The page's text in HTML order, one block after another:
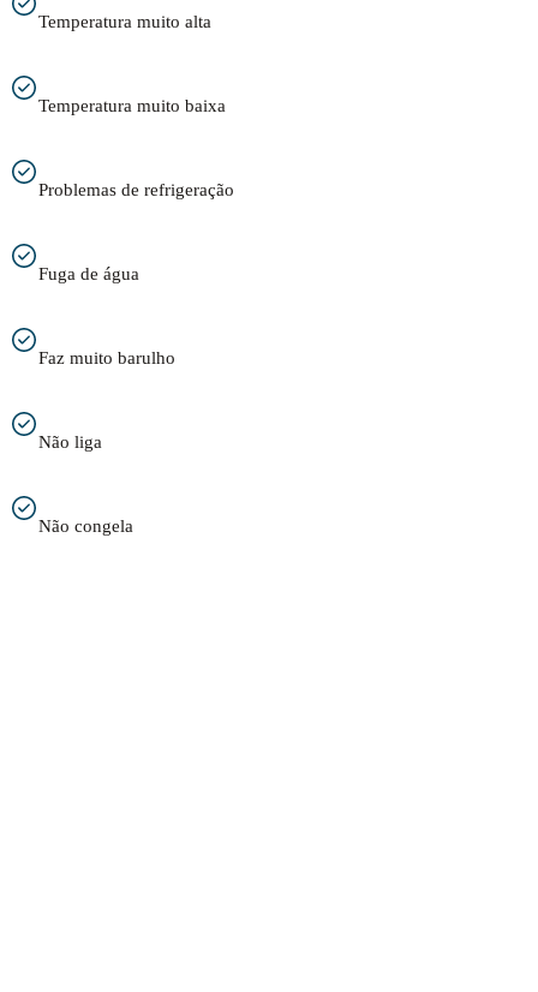
Temperatura muito alta
Temperatura muito baixa
Problemas de refrigeração
Fuga de água
Faz muito barulho
Não liga
Não congela